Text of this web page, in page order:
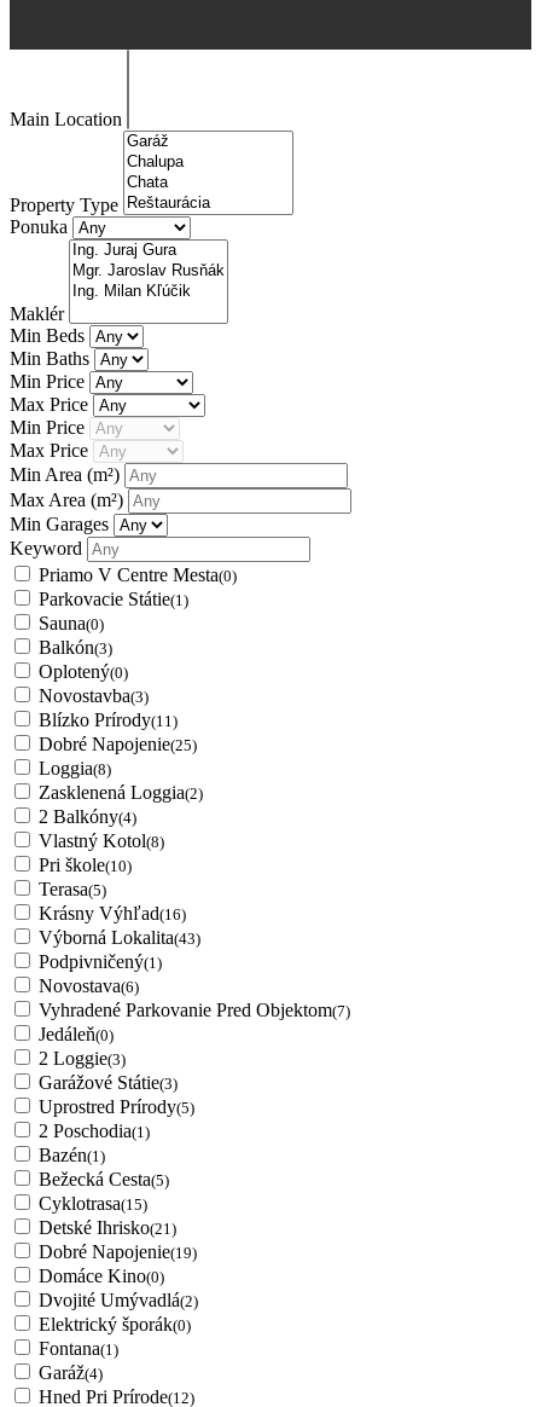
Main Location
Property Type
Ponuka
Maklér
Min Beds
Min Baths
Min Price
Max Price
Min Price
Max Price
Min Area (m²)
Max Area (m²)
Min Garages
Keyword
Priamo V Centre Mesta(0)
Parkovacie Státie(1)
Sauna(0)
Balkón(3)
Oplotený(0)
Novostavba(3)
Blízko Prírody(11)
Dobré Napojenie(25)
Loggia(8)
Zasklenená Loggia(2)
2 Balkóny(4)
Vlastný Kotol(8)
Pri škole(10)
Terasa(5)
Krásny Výhľad(16)
Výborná Lokalita(43)
Podpivničený(1)
Novostava(6)
Vyhradené Parkovanie Pred Objektom(7)
Jedáleň(0)
2 Loggie(3)
Garážové Státie(3)
Uprostred Prírody(5)
2 Poschodia(1)
Bazén(1)
Bežecká Cesta(5)
Cyklotrasa(15)
Detské Ihrisko(21)
Dobré Napojenie(19)
Domáce Kino(0)
Dvojité Umývadlá(2)
Elektrický šporák(0)
Fontana(1)
Garáž(4)
Hned Pri Prírode(12)